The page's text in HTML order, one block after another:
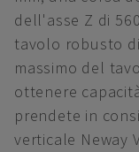
dell'asse Z di
tavolo robusto
massimo del
ottenere
prendete in
verticale Neway